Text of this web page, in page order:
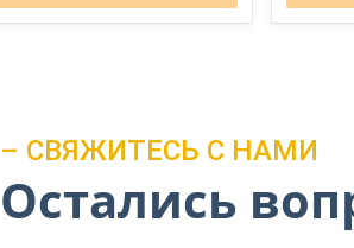
– СВЯЖИТЕСЬ С НАМИ
Остались